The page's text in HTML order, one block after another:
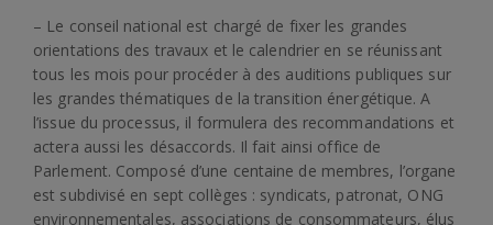
– Le conseil national est chargé de fixer les grandes
orientations des travaux et le calendrier en se réunissant
tous les mois pour procéder à des auditions publiques sur
les grandes thématiques de la transition énergétique. A
l’issue du processus, il formulera des recommandations et
actera aussi les désaccords. Il fait ainsi office de
Parlement. Composé d’une centaine de membres, l’organe
est subdivisé en sept collèges : syndicats, patronat, ONG
environnementales, associations de consommateurs, élus